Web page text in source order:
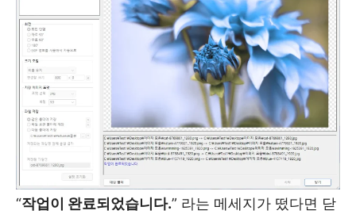
“작업이 완료되었습니다.” 라는 메세지가 떴다면 닫